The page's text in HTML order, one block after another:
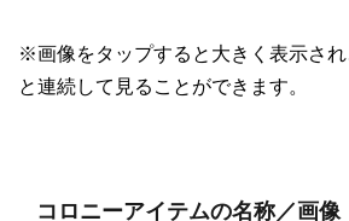
※画像をタップすると大きく表示さ
と連続して見ることができます。
コロニーアイテムの名称／画像